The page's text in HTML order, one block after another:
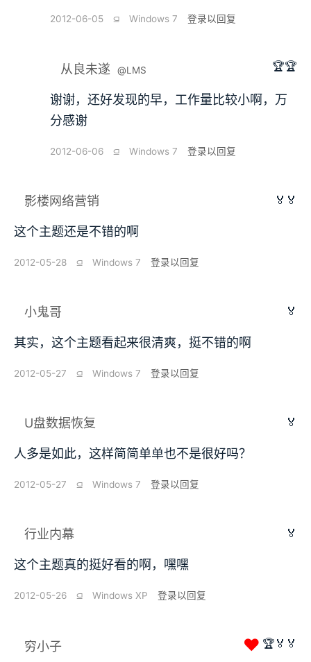
2012-06-05 ⫑ Windows 7 登录以回复
从良未遂 @LMS 🏆🏆
谢谢，还好发现的早，工作量比较小啊，万
分感谢
2012-06-06 ⫑ Windows 7 登录以回复
影楼网络营销 🏅🏅
这个主题还是不错的啊
2012-05-28 ⫑ Windows 7 登录以回复
小鬼哥 🏅
其实，这个主题看起来很清爽，挺不错的啊
2012-05-27 ⫑ Windows 7 登录以回复
U盘数据恢复 🏅
人多是如此，这样简简单单也不是很好吗？
2012-05-27 ⫑ Windows 7 登录以回复
行业内幕 🏅
这个主题真的挺好看的啊，嘿嘿
2012-05-26 ⫑ Windows XP 登录以回复
穷小子 ❤ 🏆🏅🏅